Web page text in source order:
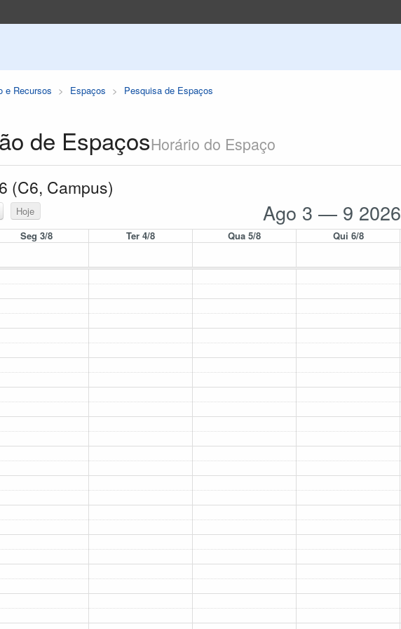
e Recursos Espaços Pesquisa de Espaços
de EspaçosHorário do Espaço
(C6, Campus)
Hoje Ago 3 — 9 2026
Seg 3/8
Ter 4/8 Qua 5/8 Qui 6/8